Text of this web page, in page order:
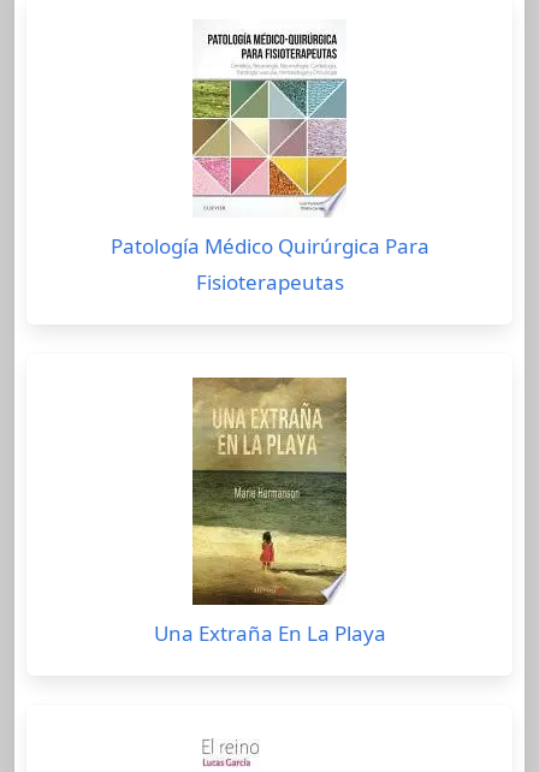
Patología Médico Quirúrgica Para
Fisioterapeutas
Una Extraña En La Playa